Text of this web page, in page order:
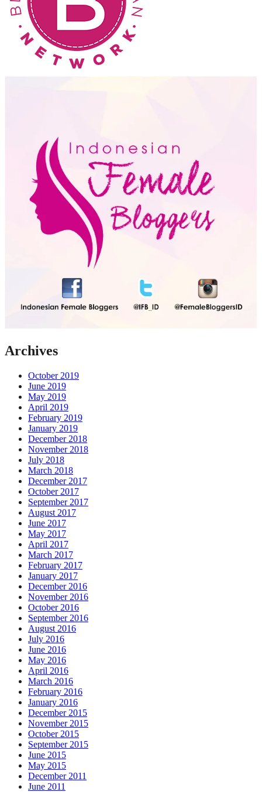
Archives
October 2019
June 2019
May 2019
April 2019
February 2019
January 2019
December 2018
November 2018
July 2018
March 2018
December 2017
October 2017
September 2017
August 2017
June 2017
May 2017
April 2017
March 2017
February 2017
January 2017
December 2016
November 2016
October 2016
September 2016
August 2016
July 2016
June 2016
May 2016
April 2016
March 2016
February 2016
January 2016
December 2015
November 2015
October 2015
September 2015
June 2015
May 2015
December 2011
June 2011